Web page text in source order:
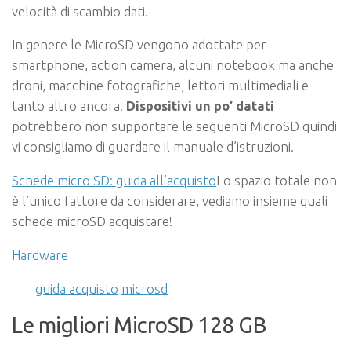
velocità di scambio dati.
In genere le MicroSD vengono adottate per
smartphone, action camera, alcuni notebook ma anche
droni, macchine fotografiche, lettori multimediali e
tanto altro ancora. Dispositivi un po’ datati
potrebbero non supportare le seguenti MicroSD quindi
vi consigliamo di guardare il manuale d’istruzioni.
Schede micro SD: guida all’acquistoLo spazio totale non
è l’unico fattore da considerare, vediamo insieme quali
schede microSD acquistare!
Hardware
guida acquisto microsd
Le migliori MicroSD 128 GB